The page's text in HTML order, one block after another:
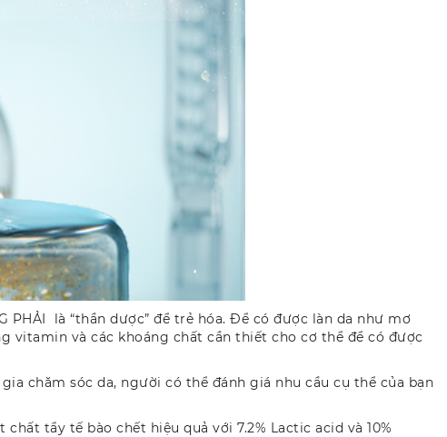
là “thần dược” để trẻ hóa. Để có được làn da như mơ
vitamin và các khoáng chất cần thiết cho cơ thể để có được
chăm sóc da, người có thể đánh giá nhu cầu cụ thể của bạn
tẩy tế bào chết hiệu quả với 7.2% Lactic acid và 10%